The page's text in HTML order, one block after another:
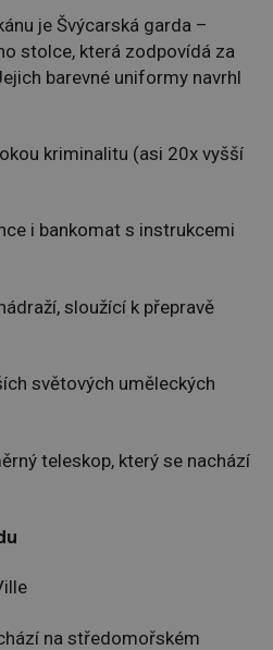
je Švýcarská garda –
stolce, která zodpovídá za
barevné uniformy navrhl
kriminalitu (asi 20x vyšší
i bankomat s instrukcemi
sloužící k přepravě
světových uměleckých
teleskop, který se nachází
na středomořském